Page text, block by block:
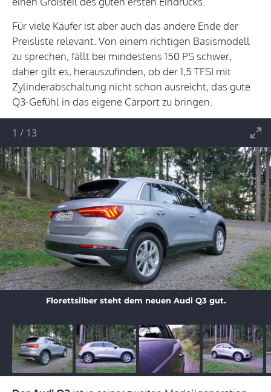
Für viele Käufer ist aber auch das andere Ende der
Preisliste relevant. Von einem richtigen Basismodell
zu sprechen, fällt bei mindestens 150 PS schwer,
daher gilt es, herauszufinden, ob der 1,5 TFSI mit
Zylinderabschaltung nicht schon ausreicht, das gute
Q3-Gefühl in das eigene Carport zu bringen.
Florettsilber steht dem neuen Audi Q3 gut.
1 / 13